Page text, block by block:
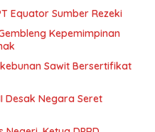
Equator Sumber Rezeki
Kepemimpinan
Sawit Bersertifikat
Desak Negara Seret